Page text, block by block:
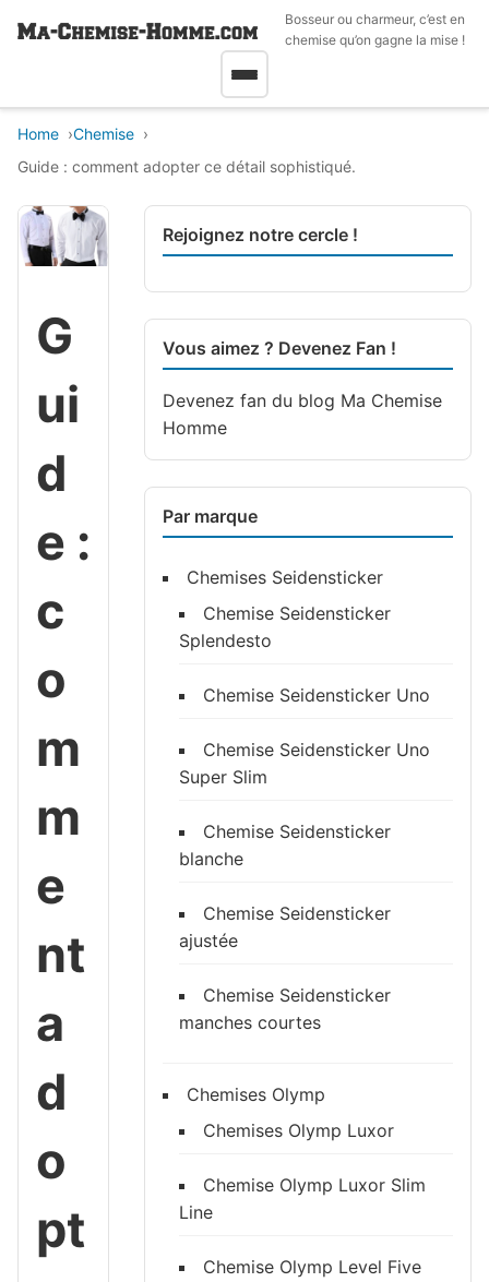
Bosseur ou charmeur, c’est en
chemise qu’on gagne la mise !
Home
Chemise
Guide : comment adopter ce détail sophistiqué.
G
ui
d
e :
c
o
m
m
e
nt
a
d
o
pt
Rejoignez notre cercle !
Vous aimez ? Devenez Fan !
Devenez fan du blog Ma Chemise
Homme
Par marque
Chemises Seidensticker
Chemise Seidensticker
Splendesto
Chemise Seidensticker Uno
Chemise Seidensticker Uno
Super Slim
Chemise Seidensticker
blanche
Chemise Seidensticker
ajustée
Chemise Seidensticker
manches courtes
Chemises Olymp
Chemises Olymp Luxor
Chemise Olymp Luxor Slim
Line
Chemise Olymp Level Five